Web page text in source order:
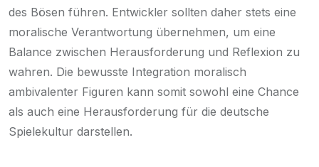
des Bösen führen. Entwickler sollten daher stets eine
moralische Verantwortung übernehmen, um eine
Balance zwischen Herausforderung und Reflexion zu
wahren. Die bewusste Integration moralisch
ambivalenter Figuren kann somit sowohl eine Chance
als auch eine Herausforderung für die deutsche
Spielekultur darstellen.